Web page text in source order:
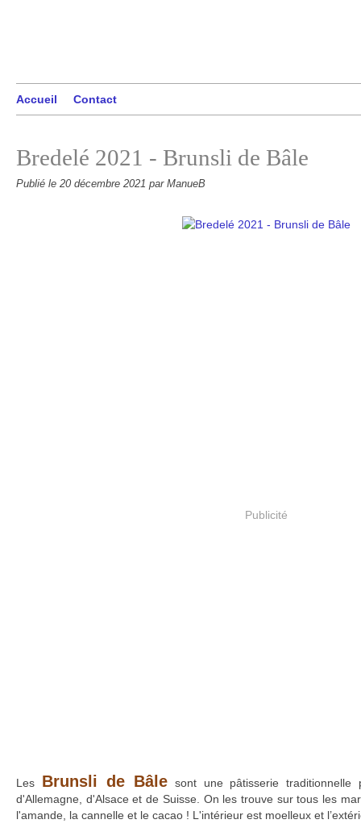
Accueil Contact
Bredelé 2021 - Brunsli de Bâle
Publié le 20 décembre 2021 par ManueB
Publicité
Les Brunsli de Bâlesont une pâtisserie traditionnelle
d'Allemagne, d'Alsace et de Suisse. On les trouve sur tous les
l'amande, la cannelle et le cacao ! L'intérieur est moelleux et